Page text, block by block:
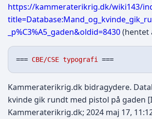
https://kammeraterikrig.dk/wiki143/
_p%C3%A5_gaden&oldid=8430(hentet
=== CBE/CSE typografi
Kammeraterikrig.dk bidragydere.
kvinde gik rundt med pistol på gaden
Kammeraterikrig.dk; 2024 maj 17,